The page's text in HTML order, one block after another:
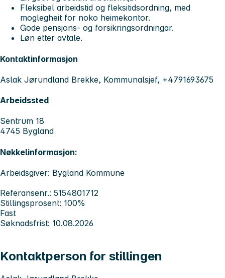
Fleksibel arbeidstid og fleksitidsordning, med
moglegheit for noko heimekontor.
Gode pensjons- og forsikringsordningar.
Løn etter avtale.
Kontaktinformasjon
Aslak Jørundland Brekke, Kommunalsjef, +4791693675
Arbeidssted
Sentrum 18
4745 Bygland
Nøkkelinformasjon:
Arbeidsgiver: Bygland Kommune
Referansenr.: 5154801712
Stillingsprosent: 100%
Fast
Søknadsfrist: 10.08.2026
Kontaktperson for stillingen